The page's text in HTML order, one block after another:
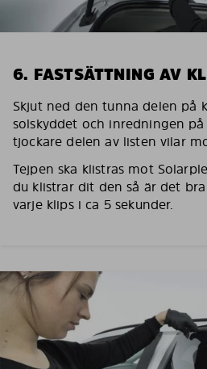
6. FASTSÄTTNING AV
Skjut ned den tunna delen på
solskyddet och inredningen
tjockare delen av listen vilar
Tejpen ska klistras mot
du klistrar dit den så är det
varje klips i ca 5 sekunder.